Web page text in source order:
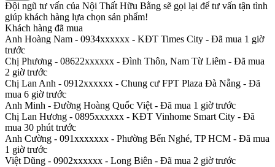
Đội ngũ tư vấn của Nội Thất Hữu Bằng sẽ gọi lại để tư vấn tận tình
giúp khách hàng lựa chọn sản phẩm!
Khách hàng đã mua
Anh Hoàng Nam - 0934xxxxxx - KĐT Times City - Đã mua 1 giờ
trước
Chị Phương - 08622xxxxxx - Đình Thôn, Nam Từ Liêm - Đã mua
2 giờ trước
Chị Lan Anh - 0912xxxxxx - Chung cư FPT Plaza Đà Nẵng - Đã
mua 6 giờ trước
Anh Minh - Đường Hoàng Quốc Việt - Đã mua 1 giờ trước
Chị Lan Hương - 0895xxxxxx - KĐT Vinhome Smart City - Đã
mua 30 phút trước
Anh Cường - 091xxxxxxx - Phường Bến Nghé, TP HCM - Đã mua
1 giờ trước
Việt Dũng - 0902xxxxxx - Long Biên - Đã mua 2 giờ trước